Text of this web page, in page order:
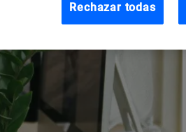
Rechazar todas